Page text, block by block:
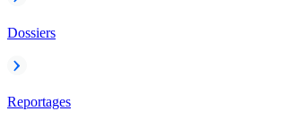
Dossiers
Reportages